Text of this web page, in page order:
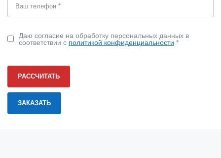
Даю согласие на обработку персональных данных в
соответствии с политикой конфиденциальности *
РАССЧИТАТЬ